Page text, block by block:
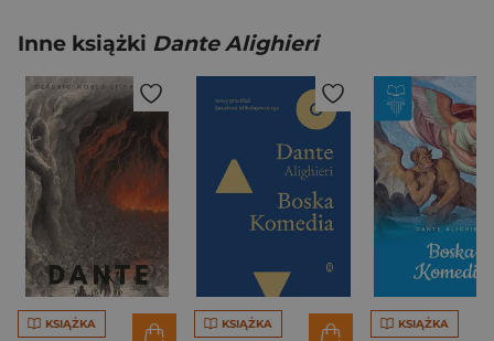
Inne książki Dante Alighieri
KSIĄŻKA KSIĄŻKA KSIĄŻKA